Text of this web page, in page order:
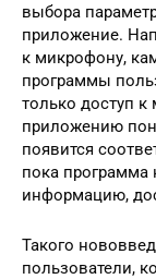
выбора
приложение.
к микрофону,
программы
только доступ
приложению
появится
пока программа
информацию,
Такого
пользователи,